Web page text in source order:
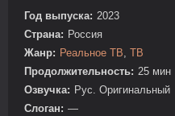
Год выпуска: 2023
Страна: Россия
Жанр: Реальное ТВ, ТВ
Продолжительность: 25 мин
Озвучка: Рус. Оригинальный
Слоган: —